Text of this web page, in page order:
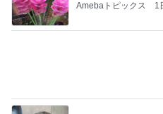
Amebaトピックス 1